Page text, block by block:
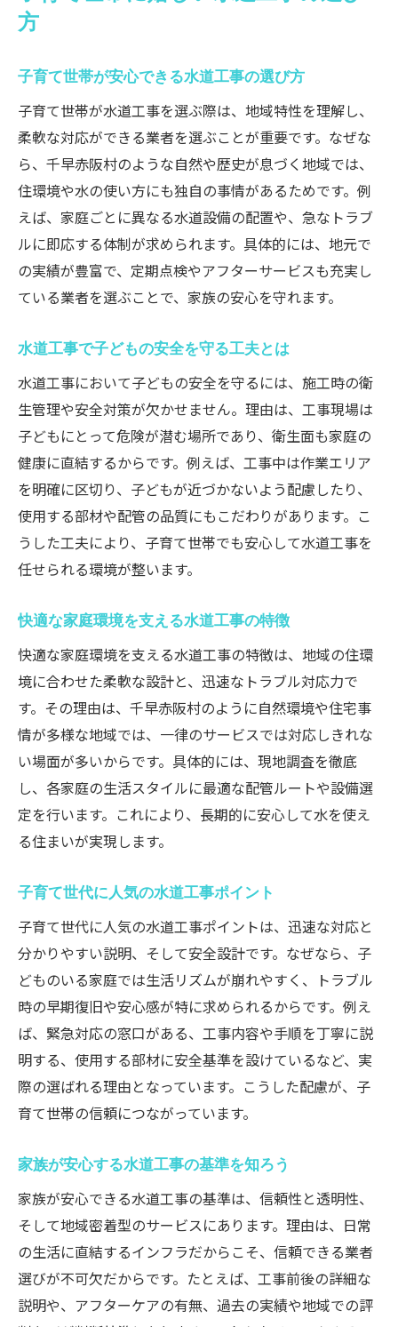
方
子育て世帯が安心できる水道工事の選び方
子育て世帯が水道工事を選ぶ際は、地域特性を理解し、
柔軟な対応ができる業者を選ぶことが重要です。なぜな
ら、千早赤阪村のような自然や歴史が息づく地域では、
住環境や水の使い方にも独自の事情があるためです。例
えば、家庭ごとに異なる水道設備の配置や、急なトラブ
ルに即応する体制が求められます。具体的には、地元で
の実績が豊富で、定期点検やアフターサービスも充実し
ている業者を選ぶことで、家族の安心を守れます。
水道工事で子どもの安全を守る工夫とは
水道工事において子どもの安全を守るには、施工時の衛
生管理や安全対策が欠かせません。理由は、工事現場は
子どもにとって危険が潜む場所であり、衛生面も家庭の
健康に直結するからです。例えば、工事中は作業エリア
を明確に区切り、子どもが近づかないよう配慮したり、
使用する部材や配管の品質にもこだわりがあります。こ
うした工夫により、子育て世帯でも安心して水道工事を
任せられる環境が整います。
快適な家庭環境を支える水道工事の特徴
快適な家庭環境を支える水道工事の特徴は、地域の住環
境に合わせた柔軟な設計と、迅速なトラブル対応力で
す。その理由は、千早赤阪村のように自然環境や住宅事
情が多様な地域では、一律のサービスでは対応しきれな
い場面が多いからです。具体的には、現地調査を徹底
し、各家庭の生活スタイルに最適な配管ルートや設備選
定を行います。これにより、長期的に安心して水を使え
る住まいが実現します。
子育て世代に人気の水道工事ポイント
子育て世代に人気の水道工事ポイントは、迅速な対応と
分かりやすい説明、そして安全設計です。なぜなら、子
どものいる家庭では生活リズムが崩れやすく、トラブル
時の早期復旧や安心感が特に求められるからです。例え
ば、緊急対応の窓口がある、工事内容や手順を丁寧に説
明する、使用する部材に安全基準を設けているなど、実
際の選ばれる理由となっています。こうした配慮が、子
育て世帯の信頼につながっています。
家族が安心する水道工事の基準を知ろう
家族が安心できる水道工事の基準は、信頼性と透明性、
そして地域密着型のサービスにあります。理由は、日常
の生活に直結するインフラだからこそ、信頼できる業者
選びが不可欠だからです。たとえば、工事前後の詳細な
説明や、アフターケアの有無、過去の実績や地域での評